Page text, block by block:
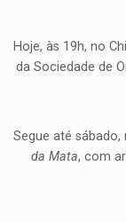
Hoje, às 19h, no
da Sociedade de
Segue até sábado,
da Mata, com